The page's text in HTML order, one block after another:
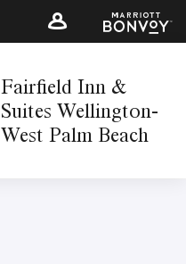
Fairfield Inn &
Suites Wellington-
West Palm Beach